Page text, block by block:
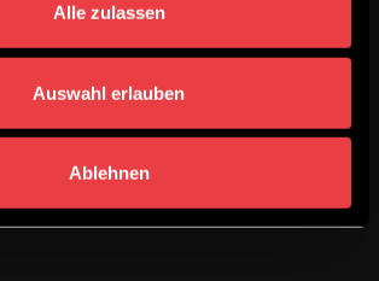
Alle zulassen
Auswahl erlauben
Ablehnen